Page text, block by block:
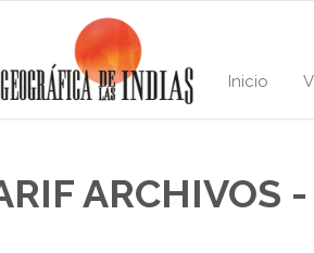
Inicio
ARCHIVOS